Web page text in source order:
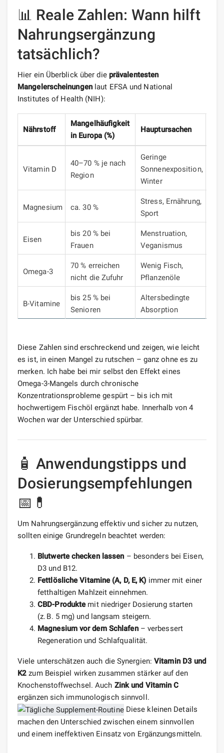
📊 Reale Zahlen: Wann hilft
Nahrungsergänzung
tatsächlich?
Hier ein Überblick über die prävalentesten
Mangelerscheinungenlaut EFSA und National
Institutes of Health (NIH):
Nährstoff
Mangelhäufigkeit
in Europa (%)
Hauptursachen
Vitamin D
40–70 % je nach
Region
Geringe
Sonnenexposition,
Winter
Magnesium ca. 30 %
Stress, Ernährung,
Sport
Eisen
bis 20 % bei
Frauen
Menstruation,
Veganismus
Omega-3
70 % erreichen
nicht die Zufuhr
Wenig Fisch,
Pflanzenöle
B-Vitamine
bis 25 % bei
Senioren
Altersbedingte
Absorption
Diese Zahlen sind erschreckend und zeigen, wie leicht
es ist, in einen Mangel zu rutschen – ganz ohne es zu
merken. Ich habe bei mir selbst den Effekt eines
Omega-3-Mangels durch chronische
Konzentrationsprobleme gespürt – bis ich mit
hochwertigem Fischöl ergänzt habe. Innerhalb von 4
Wochen war der Unterschied spürbar.
🧴 Anwendungstipps und
Dosierungsempfehlungen
📅💊
Um Nahrungsergänzung effektiv und sicher zu nutzen,
sollten einige Grundregeln beachtet werden:
Blutwerte checken lassen – besonders bei Eisen,
D3 und B12.
Fettlösliche Vitamine (A, D, E, K) immer mit einer
fetthaltigen Mahlzeit einnehmen.
CBD-Produktemit niedriger Dosierung starten
(z. B. 5 mg) und langsam steigern.
Magnesium vor dem Schlafen– verbessert
Regeneration und Schlafqualität.
Viele unterschätzen auch die Synergien: Vitamin D3 und
K2 zum Beispiel wirken zusammen stärker auf den
Knochenstoffwechsel. Auch Zink und Vitamin C
ergänzen sich immunologisch sinnvoll.
Diese kleinen Details
machen den Unterschied zwischen einem sinnvollen
und einem ineffektiven Einsatz von Ergänzungsmitteln.